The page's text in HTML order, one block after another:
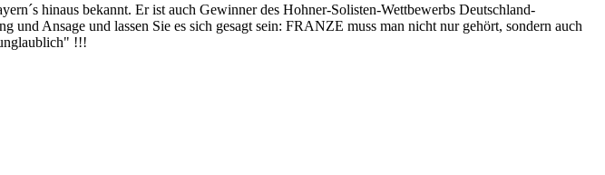
hinaus bekannt. Er ist auch Gewinner des Hohner-Solisten-Wettbewerbs Deutschland-
Ansage und lassen Sie es sich gesagt sein: FRANZE muss man nicht nur gehört, sondern auch
!!!